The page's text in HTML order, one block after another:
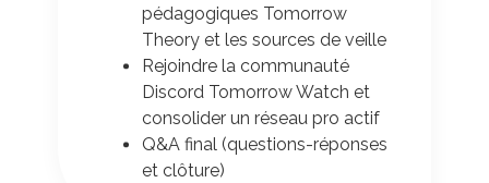
pédagogiques Tomorrow
Theory et les sources de veille
Rejoindre la communauté
Discord Tomorrow Watch et
consolider un réseau pro actif
Q&A final (questions-réponses
et clôture)